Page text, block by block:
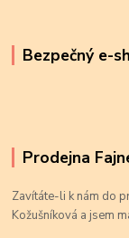
Bezpečný e-
Prodejna
Zavítáte-li k nám do
Kožušníková a jsem